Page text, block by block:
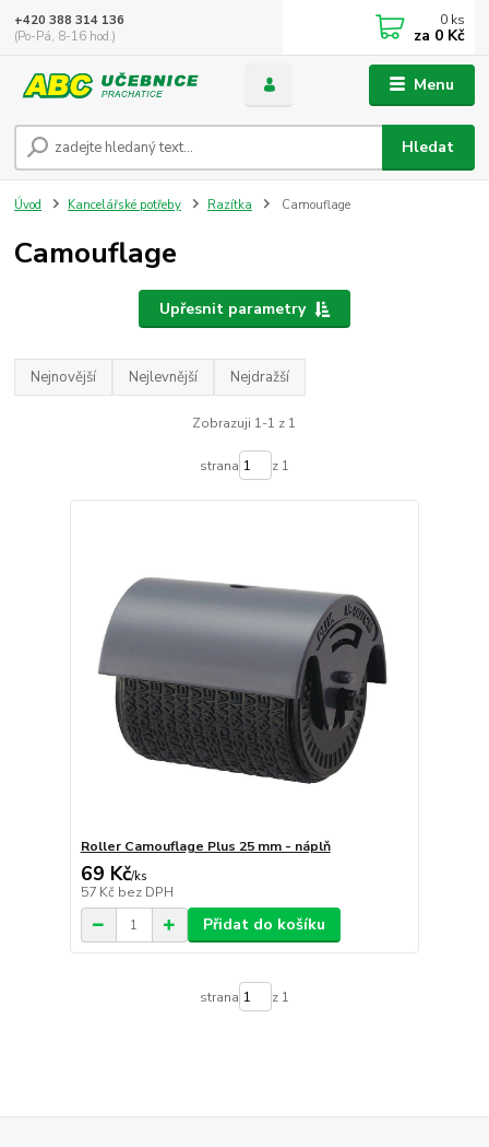
Menu
Hledat
+420 388 314 136
(Po-Pá, 8-16 hod.)
0 ks
za 0 Kč
Úvod Kancelářské potřeby Razítka Camouflage
Camouflage
Upřesnit parametry
Nejnovější Nejlevnější Nejdražší
Zobrazuji 1-1 z 1
strana z 1
Roller Camouflage Plus 25 mm - náplň
69 Kč/ks
57 Kč bez DPH
Přidat do košíku
strana z 1